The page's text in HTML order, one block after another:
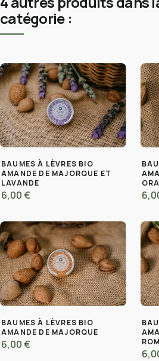
catégorie :
BAUMES À LÈVRES BIO
AMANDE DE MAJORQUE ET
LAVANDE
6,00 €
BAUMES À LÈVRES BIO
AMANDE DE MAJORQUE
6,00 €